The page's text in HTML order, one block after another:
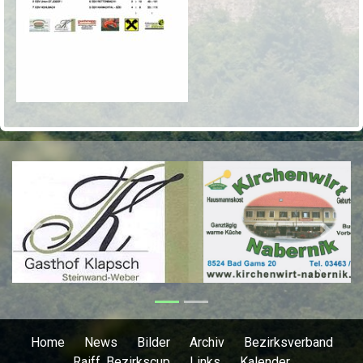
Previous Next
Home News Bilder Archiv
Bezirksverband